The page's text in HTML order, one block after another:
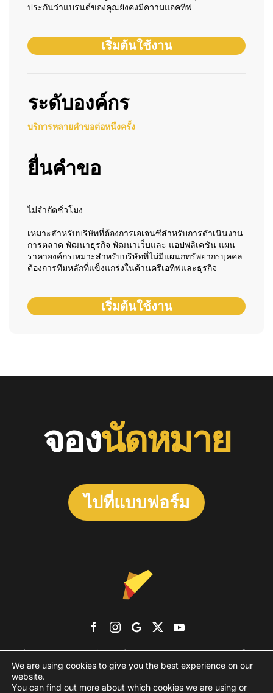
ประกันว่าแบรนด์ของคุณยังคงมีความแอคทีฟ
เริ่มต้นใช้งาน
ระดับองค์กร
บริการหลายคำขอต่อหนึ่งครั้ง
ยื่นคำขอ
ไม่จำกัดชั่วโมง
เหมาะสำหรับบริษัทที่ต้องการเอเจนซีสำหรับการดำเนินงาน
การตลาด พัฒนาธุรกิจ พัฒนาเว็บและ แอปพลิเคชัน แผน
ราคาองค์กรเหมาะสำหรับบริษัทที่ไม่มีแผนกทรัพยากรบุคคล
ต้องการทีมหลักที่แข็งแกร่งในด้านครีเอทีฟและธุรกิจ
เริ่มต้นใช้งาน
จองนัดหมาย
ไปที่แบบฟอร์ม
เกี่ยวกับเรา แบรนด์เอเจนซี่ ผลงาน รูปแบบราคา
บล็อก
ติดต่อเรา
We are using cookies to give you the best experience on our
website.
You can find out more about which cookies we are using or